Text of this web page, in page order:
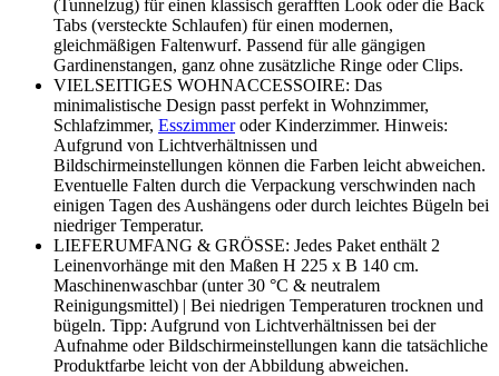
(Tunnelzug) für einen klassisch gerafften Look oder die Back
Tabs (versteckte Schlaufen) für einen modernen,
gleichmäßigen Faltenwurf. Passend für alle gängigen
Gardinenstangen, ganz ohne zusätzliche Ringe oder Clips.
VIELSEITIGES WOHNACCESSOIRE: Das
minimalistische Design passt perfekt in Wohnzimmer,
Schlafzimmer, Esszimmeroder Kinderzimmer. Hinweis:
Aufgrund von Lichtverhältnissen und
Bildschirmeinstellungen können die Farben leicht abweichen.
Eventuelle Falten durch die Verpackung verschwinden nach
einigen Tagen des Aushängens oder durch leichtes Bügeln bei
niedriger Temperatur.
LIEFERUMFANG & GRÖSSE: Jedes Paket enthält 2
Leinenvorhänge mit den Maßen H 225 x B 140 cm.
Maschinenwaschbar (unter 30 °C & neutralem
Reinigungsmittel) | Bei niedrigen Temperaturen trocknen und
bügeln. Tipp: Aufgrund von Lichtverhältnissen bei der
Aufnahme oder Bildschirmeinstellungen kann die tatsächliche
Produktfarbe leicht von der Abbildung abweichen.